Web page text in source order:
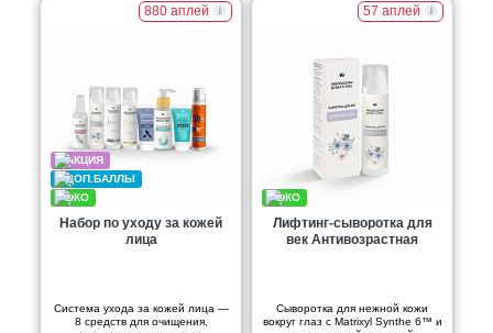
880 аплей
Набор по уходу за кожей
лица
Система ухода за кожей лица —
8 средств для очищения,
57 аплей
Лифтинг-сыворотка для
век Антивозрастная
Сыворотка для нежной кожи
вокруг глаз с Matrixyl Synthe 6™ и